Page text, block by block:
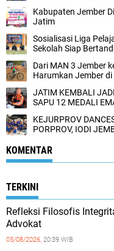
Kabupaten Jember
Jatim
Sosialisasi Liga
Sekolah Siap
Dari MAN 3 Jember
Harumkan Jember
JATIM KEMBALI
SAPU 12 MEDALI
KEJURPROV
PORPROV, IODI
KOMENTAR
TERKINI
Refleksi Filosofis
Advokat
05/08/2026, 20:39 WIB